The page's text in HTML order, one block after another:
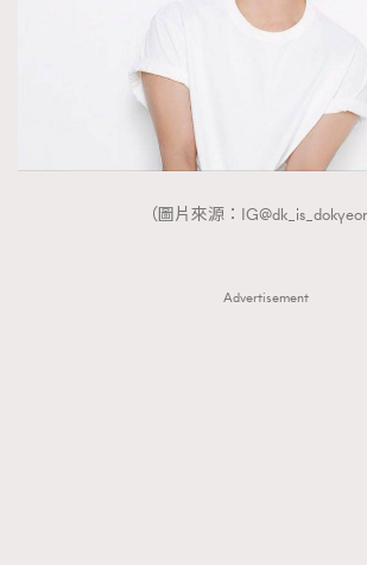
（圖片來源：
Advertisement